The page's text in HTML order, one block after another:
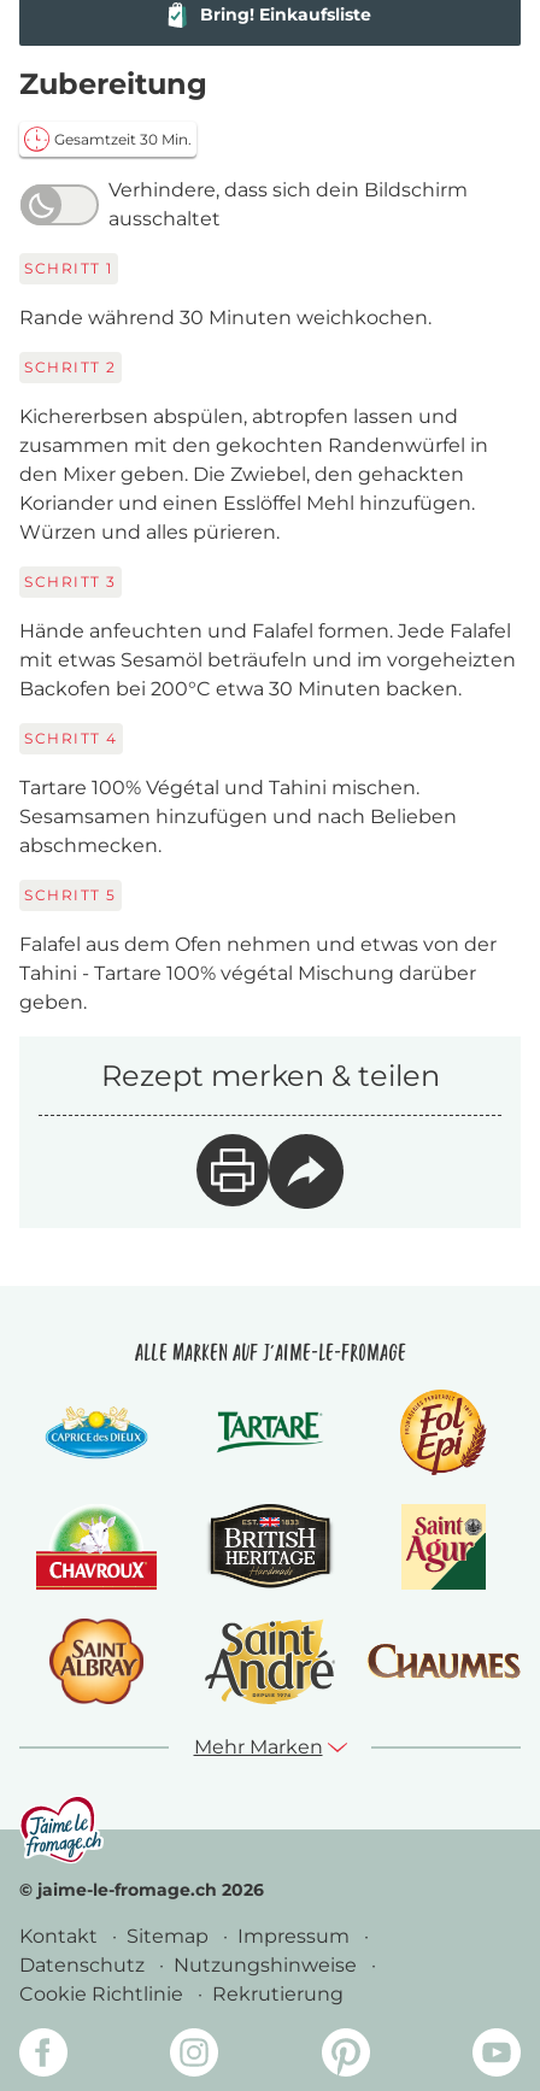
Bring! Einkaufsliste
Zubereitung
Gesamtzeit 30 Min.
Verhindere, dass sich dein Bildschirm
ausschaltet
SCHRITT 1
Rande während 30 Minuten weichkochen.
SCHRITT 2
Kichererbsen abspülen, abtropfen lassen und
zusammen mit den gekochten Randenwürfel in
den Mixer geben. Die Zwiebel, den gehackten
Koriander und einen Esslöffel Mehl hinzufügen.
Würzen und alles pürieren.
SCHRITT 3
Hände anfeuchten und Falafel formen. Jede Falafel
mit etwas Sesamöl beträufeln und im vorgeheizten
Backofen bei 200°C etwa 30 Minuten backen.
SCHRITT 4
Tartare 100% Végétal und Tahini mischen.
Sesamsamen hinzufügen und nach Belieben
abschmecken.
SCHRITT 5
Falafel aus dem Ofen nehmen und etwas von der
Tahini - Tartare 100% végétal Mischung darüber
geben.
Rezept merken & teilen
Alle Marken auf J'aime-le-fromage
Mehr Marken
© jaime-le-fromage.ch 2026
Kontakt Sitemap
Impressum
Datenschutz
Nutzungshinweise
Cookie Richtlinie
Rekrutierung